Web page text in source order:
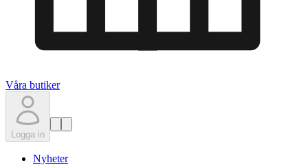
Våra butiker
Logga in
Nyheter